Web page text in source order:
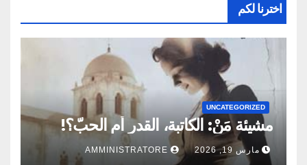
اخترنا لكم
UNCATEGORIZED
مشيئة مَنْ: الكاتبة، القدر أم الحبّ؟!
مارس 19, 2026